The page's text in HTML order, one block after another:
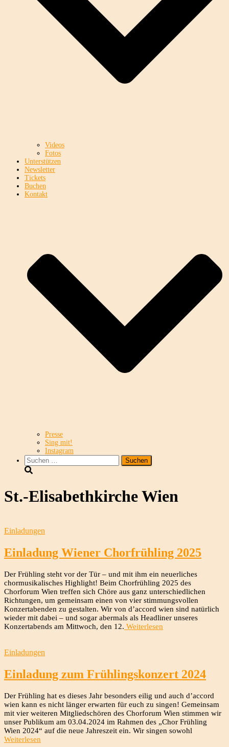
Videos
Fotos
Unterstützen
Newsletter
Tickets
Buchen
Kontakt
Presse
Sing mit!
Instagram
Suchen
nach:
St.-Elisabethkirche Wien
Einladungen
Einladung Wiener Chorfrühling 2025
Der Frühling steht vor der Tür – und mit ihm ein neuerliches
chormusikalisches Highlight! Beim Chorfrühling 2025 des
Chorforum Wien treffen sich Chöre aus ganz unterschiedlichen
Richtungen, um gemeinsam einen von vier stimmungsvollen
Konzertabenden zu gestalten. Wir von d’accord wien sind natürlich
wieder mit dabei – und sogar abermals als Headliner unseres
Konzertabends am Mittwoch, den 12. Weiterlesen
Einladungen
Einladung zum Frühlingskonzert 2024
Der Frühling hat es dieses Jahr besonders eilig und auch d’accord
wien kann es nicht länger erwarten für euch zu singen! Gemeinsam
mit vier weiteren Mitgliedschören des Chorforum Wien stimmen wir
unser Publikum am 03.04.2024 im Rahmen des „Chor Frühling
Wien 2024“ auf die neue Jahreszeit ein. Wir singen sowohl
Weiterlesen